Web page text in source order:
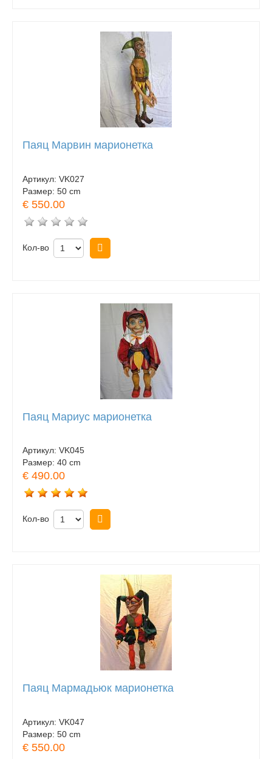
Паяц Марвин марионетка
Артикул: VK027
Размер: 50 cm
€ 550.00
Кол-во
Паяц Мариус марионетка
Артикул: VK045
Размер: 40 cm
€ 490.00
Кол-во
Паяц Мармадьюк марионетка
Артикул: VK047
Размер: 50 cm
€ 550.00